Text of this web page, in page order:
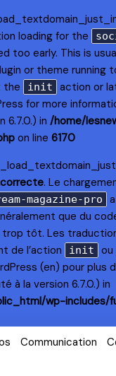
loading for the
too early. This is
or theme running
the
init
action or
for more
6.7.0.) in /home/
on line 6170
. Le
magazine-pro
que du
trop tôt. Les
de l’action
init
ou
(en) pour plus
à la version 6.7.0.) in
wp-includes/
Communication